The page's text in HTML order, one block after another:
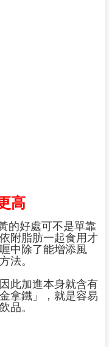
高
的好處可不是單靠
附脂肪一起食用才
中除了能增添風
法。
此加進本身就含有
拿鐵」，就是容易
品。